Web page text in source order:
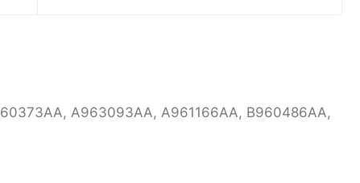
A963093AA, A961166AA, B960486AA,